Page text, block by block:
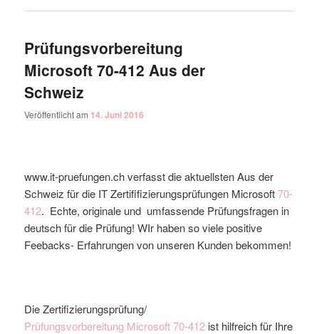
Prüfungsvorbereitung
Microsoft 70-412 Aus der
Schweiz
Veröffentlicht am 14. Juni 2016
www.it-pruefungen.ch verfasst die aktuellsten Aus der
Schweiz für die IT Zertififizierungsprüfungen Microsoft70-
412. Echte, originale und umfassende Prüfungsfragen in
deutsch für die Prüfung! WIr haben so viele positive
Feebacks- Erfahrungen von unseren Kunden bekommen!
Die Zertifizierungsprüfung/
Prüfungsvorbereitung Microsoft70-412 ist hilfreich für Ihre